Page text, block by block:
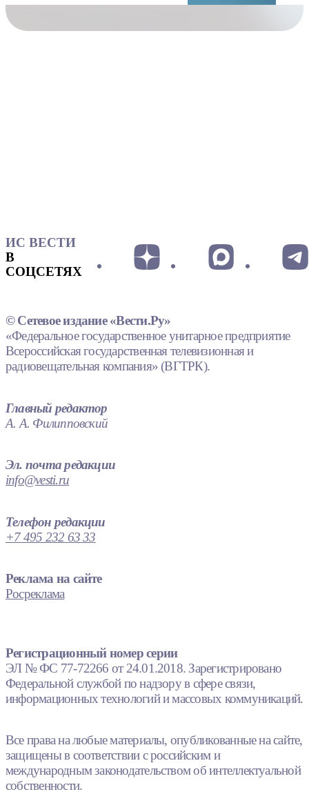
ИС ВЕСТИ
В
СОЦСЕТЯХ
© Сетевое издание «Вести.Ру»
«Федеральное государственное унитарное предприятие
Всероссийская государственная телевизионная и
радиовещательная компания» (ВГТРК).
Главный редактор
А. А. Филипповский
Эл. почта редакции
info@vesti.ru
Телефон редакции
+7 495 232 63 33
Реклама на сайте
Росреклама
Регистрационный номер серии
ЭЛ № ФС 77-72266 от 24.01.2018. Зарегистрировано
Федеральной службой по надзору в сфере связи,
информационных технологий и массовых коммуникаций.
Все права на любые материалы, опубликованные на сайте,
защищены в соответствии с российским и
международным законодательством об интеллектуальной
собственности.